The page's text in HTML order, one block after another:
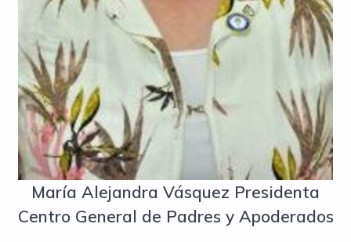
María Alejandra Vásquez Presidenta
Centro General de Padres y Apoderados